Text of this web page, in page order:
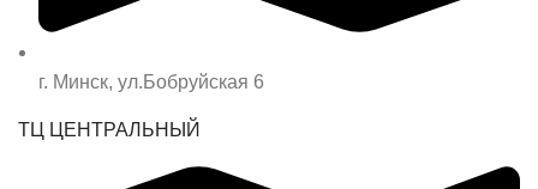
г. Минск, ул.Бобруйская 6
ТЦ ЦЕНТРАЛЬНЫЙ